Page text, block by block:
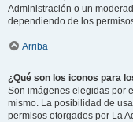
Administración o un
dependiendo de los
Arriba
¿Qué son los iconos para
Son imágenes elegidas por
mismo. La posibilidad de
permisos otorgados por La